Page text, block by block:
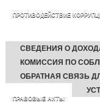
ПРОТИВОДЕЙСТВИЕ
СВЕДЕНИЯ О
КОМИССИЯ ПО
ОБРАТНАЯ СВЯЗЬ
ПРАВОВЫЕ АКТЫ